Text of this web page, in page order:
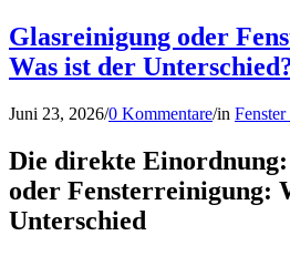
Glasreinigung oder
Was ist der
Juni 23, 2026/0 Kommentare/in Fenster
Die direkte
oder Fensterreinigung:
Unterschied